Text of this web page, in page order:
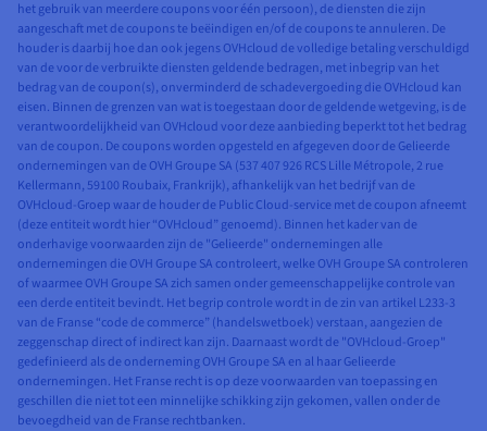
het gebruik van meerdere coupons voor één persoon), de diensten die zijn
aangeschaft met de coupons te beëindigen en/of de coupons te annuleren. De
houder is daarbij hoe dan ook jegens OVHcloud de volledige betaling verschuldigd
van de voor de verbruikte diensten geldende bedragen, met inbegrip van het
bedrag van de coupon(s), onverminderd de schadevergoeding die OVHcloud kan
eisen. Binnen de grenzen van wat is toegestaan door de geldende wetgeving, is de
verantwoordelijkheid van OVHcloud voor deze aanbieding beperkt tot het bedrag
van de coupon. De coupons worden opgesteld en afgegeven door de Gelieerde
ondernemingen van de OVH Groupe SA (537 407 926 RCS Lille Métropole, 2 rue
Kellermann, 59100 Roubaix, Frankrijk), afhankelijk van het bedrijf van de
OVHcloud-Groep waar de houder de Public Cloud-service met de coupon afneemt
(deze entiteit wordt hier “OVHcloud” genoemd). Binnen het kader van de
onderhavige voorwaarden zijn de "Gelieerde" ondernemingen alle
ondernemingen die OVH Groupe SA controleert, welke OVH Groupe SA controleren
of waarmee OVH Groupe SA zich samen onder gemeenschappelijke controle van
een derde entiteit bevindt. Het begrip controle wordt in de zin van artikel L233-3
van de Franse “code de commerce” (handelswetboek) verstaan, aangezien de
zeggenschap direct of indirect kan zijn. Daarnaast wordt de "OVHcloud-Groep"
gedefinieerd als de onderneming OVH Groupe SA en al haar Gelieerde
ondernemingen. Het Franse recht is op deze voorwaarden van toepassing en
geschillen die niet tot een minnelijke schikking zijn gekomen, vallen onder de
bevoegdheid van de Franse rechtbanken.